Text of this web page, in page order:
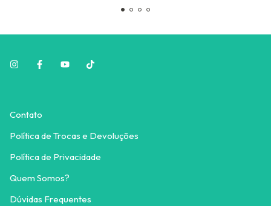
Contato
Política de Trocas e Devoluções
Política de Privacidade
Quem Somos?
Dúvidas Frequentes